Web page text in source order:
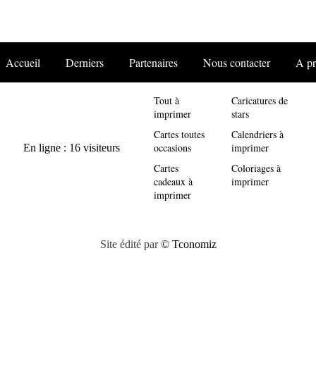
Accueil Derniers Partenaires Nous contacter A
Tout à
imprimer
Cartes toutes
occasions
Cartes
cadeaux à
imprimer
Caricatures de
stars
Calendriers à
imprimer
Coloriages à
imprimer
Site édité par© Tconomiz